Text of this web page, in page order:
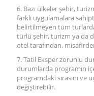
6. Bazı ülkeler şehir,
farklı uygulamalara
belirtilmeyen tüm
türlü şehir, turizm ya da
otel tarafından,
7. Tatil Eksper zorunlu
durumlarda programın
programdaki sırasını ve
değiştirebilir.